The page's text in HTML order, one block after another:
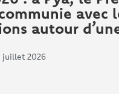
avec
autour
juillet 2026